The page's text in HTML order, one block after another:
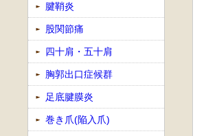
腱鞘炎
股関節痛
四十肩・五十肩
胸郭出口症候群
足底腱膜炎
巻き爪(陥入爪)